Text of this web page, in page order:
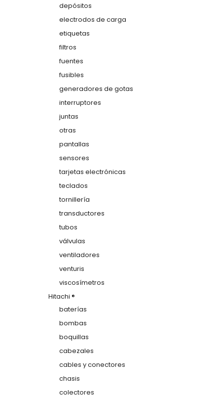
depósitos
electrodos de carga
etiquetas
filtros
fuentes
fusibles
generadores de gotas
interruptores
juntas
otras
pantallas
sensores
tarjetas electrónicas
teclados
tornillería
transductores
tubos
válvulas
ventiladores
venturis
viscosímetros
Hitachi ®
baterías
bombas
boquillas
cabezales
cables y conectores
chasis
colectores